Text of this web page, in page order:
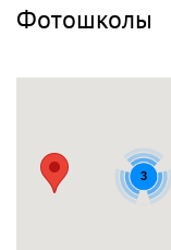
Фотошколы
3